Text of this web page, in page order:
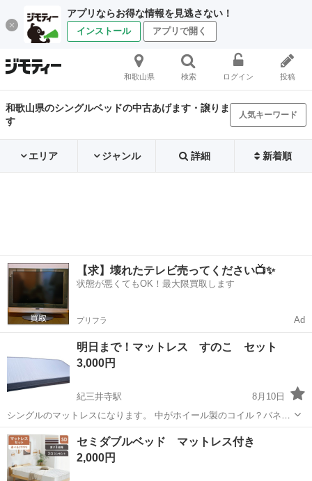
アプリならお得な情報を見逃さない！
インストール アプリで開く
和歌山県 検索 ログイン 投稿
和歌山県のシングルベッドの中古あげます・譲りま
す
人気キーワード
エリア ジャンル 詳細 新着順
【求】壊れたテレビ売ってください📺✨
状態が悪くてもOK！最大限買取します
プリフラ Ad
明日まで！マットレス すのこ セット
3,000円
紀三井寺駅
8月10日
シングルのマットレスになります。 中がホイール製のコイル？バネ？
になっているタイプなので、しっかりとした沈みもあり丈夫なマット
になっています。 使用が1ヶ月間出張のため購入しましたが 自宅には
持ち帰らないとのことで 譲り受...
和歌山 和歌山市 紀三井寺駅
セミダブルベッド マットレス付き
2,000円